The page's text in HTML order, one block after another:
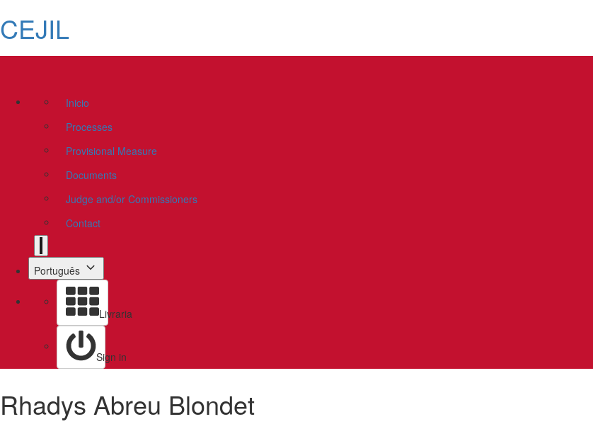
CEJIL
Inicio
Processes
Provisional Measure
Documents
Judge and/or Commissioners
Contact
Português
Livraria
Sign in
Rhadys Abreu Blondet